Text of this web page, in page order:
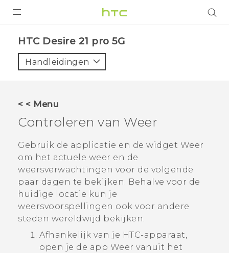
VIVE
HTC Club
SUPPORT
HTC-apparaten & -accessoires
VIVERSE
Aanmelden
HTC Desire 21 pro 5G‎
Handleidingen
< < Menu
Controleren van Weer
Gebruik de applicatie en de widget Weer
om het actuele weer en de
weersverwachtingen voor de volgende
paar dagen te bekijken. Behalve voor de
huidige locatie kun je
weersvoorspellingen ook voor andere
steden wereldwijd bekijken.
Afhankelijk van je HTC-apparaat,
open je de app Weer vanuit het